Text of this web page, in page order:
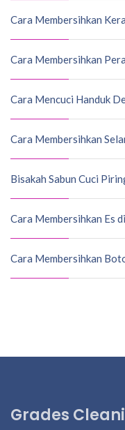
Cara Membersihkan
Cara Membersihkan
Cara Mencuci Handuk
Cara Membersihkan
Bisakah Sabun Cuci
Cara Membersihkan Es
Cara Membersihkan
Grades